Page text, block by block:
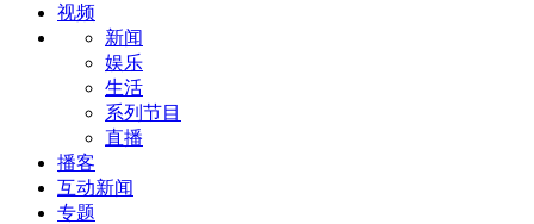
视频
新闻
娱乐
生活
系列节目
直播
播客
互动新闻
专题